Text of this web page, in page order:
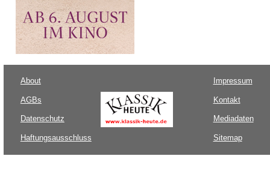
About
AGBs
Datenschutz
Haftungsausschluss
Impressum
Kontakt
Mediadaten
Sitemap